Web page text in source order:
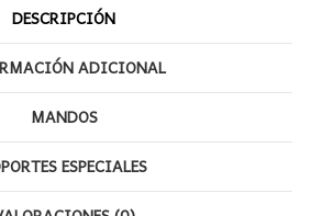
DESCRIPCIÓN
ADICIONAL
MANDOS
ESPECIALES